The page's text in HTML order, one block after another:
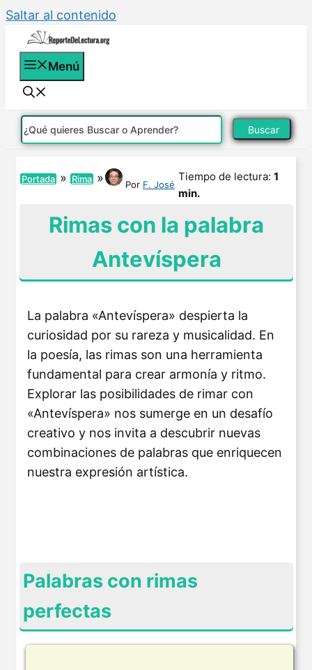
Saltar al contenido
Menú
Buscar
Portada » Rima » Por F. José
Tiempo de lectura: 1
min.
Rimas con la palabra
Antevíspera
La palabra «Antevíspera» despierta la
curiosidad por su rareza y musicalidad. En
la poesía, las rimas son una herramienta
fundamental para crear armonía y ritmo.
Explorar las posibilidades de rimar con
«Antevíspera» nos sumerge en un desafío
creativo y nos invita a descubrir nuevas
combinaciones de palabras que enriquecen
nuestra expresión artística.
Palabras con rimas
perfectas